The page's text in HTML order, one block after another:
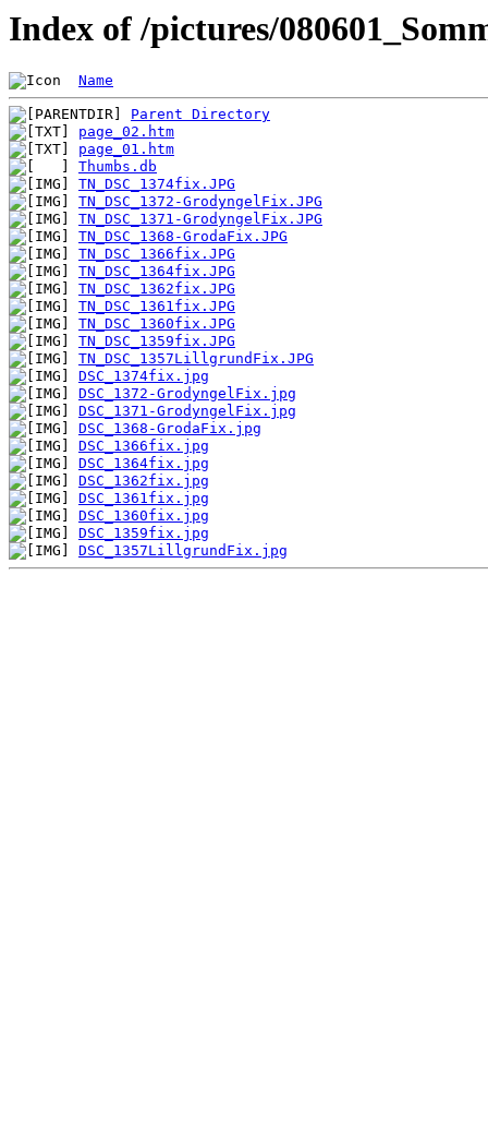
Index of /pictures/
Name
Parent Directory
page_02.htm
page_01.htm
Thumbs.db
TN_DSC_1374fix.JPG
TN_DSC_1372-GrodyngelFix.JPG
TN_DSC_1371-GrodyngelFix.JPG
TN_DSC_1368-GrodaFix.JPG
TN_DSC_1366fix.JPG
TN_DSC_1364fix.JPG
TN_DSC_1362fix.JPG
TN_DSC_1361fix.JPG
TN_DSC_1360fix.JPG
TN_DSC_1359fix.JPG
TN_DSC_1357LillgrundFix.JPG
DSC_1374fix.jpg
DSC_1372-GrodyngelFix.jpg
DSC_1371-GrodyngelFix.jpg
DSC_1368-GrodaFix.jpg
DSC_1366fix.jpg
DSC_1364fix.jpg
DSC_1362fix.jpg
DSC_1361fix.jpg
DSC_1360fix.jpg
DSC_1359fix.jpg
DSC_1357LillgrundFix.jpg